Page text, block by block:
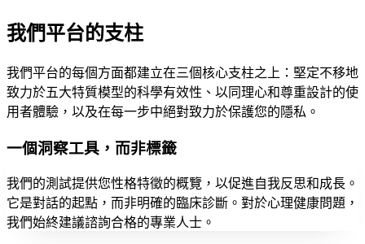
我們平台的支柱
我們平台的每個方面都建立在三個核心支柱之上：堅定不移地
致力於五大特質模型的科學有效性、以同理心和尊重設計的使
用者體驗，以及在每一步中絕對致力於保護您的隱私。
一個洞察工具，而非標籤
我們的測試提供您性格特徵的概覽，以促進自我反思和成長。
它是對話的起點，而非明確的臨床診斷。對於心理健康問題，
我們始終建議諮詢合格的專業人士。